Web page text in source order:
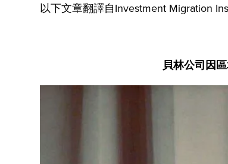
以下文章翻譯自Investment Migration
貝林公司因